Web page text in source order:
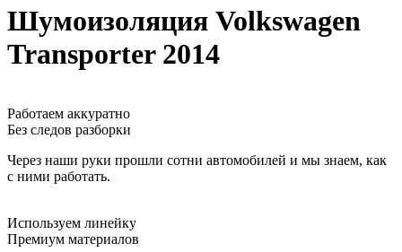
Шумоизоляция Volkswagen
Transporter 2014
Работаем аккуратно
Без следов разборки
Через наши руки прошли сотни автомобилей и мы знаем, как
с ними работать.
Используем линейку
Премиум материалов